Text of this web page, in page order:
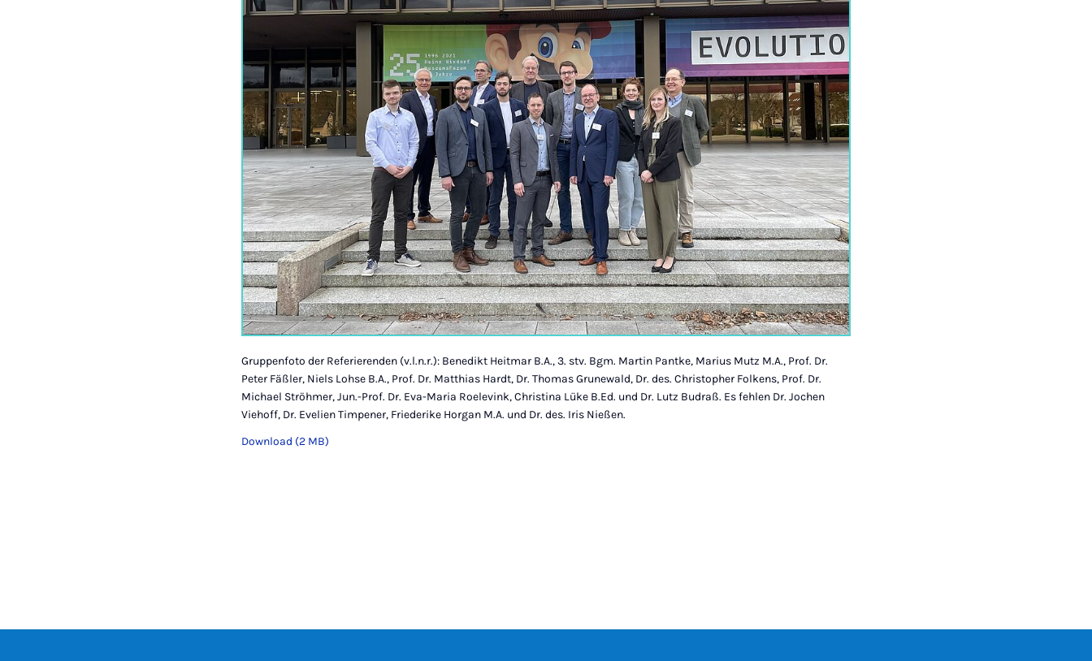
Gruppenfoto der Referierenden (v.l.n.r.): Benedikt Heitmar B.A., 3. stv. Bgm. Martin Pantke, Marius Mutz M.A., Prof. Dr.
Peter Fäßler, Niels Lohse B.A., Prof. Dr. Matthias Hardt, Dr. Thomas Grunewald, Dr. des. Christopher Folkens, Prof. Dr.
Michael Ströhmer, Jun.-Prof. Dr. Eva-Maria Roelevink, Christina Lüke B.Ed. und Dr. Lutz Budraß. Es fehlen Dr. Jochen
Viehoff, Dr. Evelien Timpener, Friederike Horgan M.A. und Dr. des. Iris Nießen.
Download (2 MB)